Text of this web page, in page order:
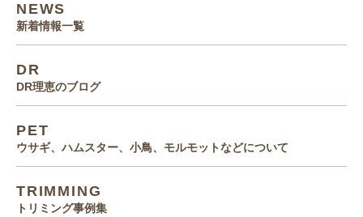
NEWS
新着情報一覧
DR
DR理恵のブログ
PET
ウサギ、ハムスター、小鳥、モルモットなどについて
TRIMMING
トリミング事例集